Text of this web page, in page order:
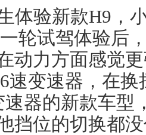
体验新款H9，
轮试驾体验后
动力方面感觉
速变速器，在
器的新款车型
挡位的切换都